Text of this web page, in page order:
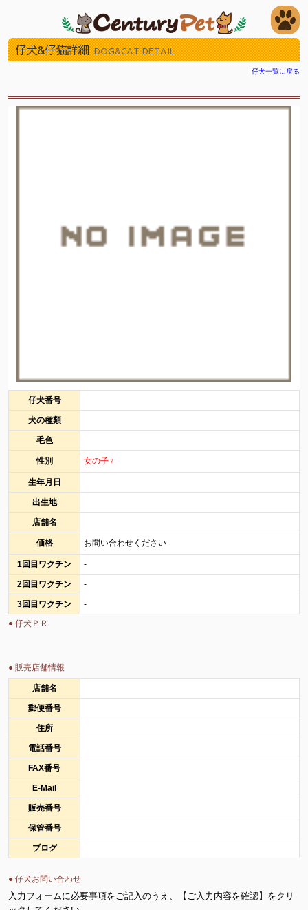
仔犬&仔猫詳細 DOG&CAT DETAIL
仔犬一覧に戻る
仔犬番号
犬の種類
毛色
性別 女の子♀
生年月日
出生地
店舗名
価格 お問い合わせください
1回目ワクチン -
2回目ワクチン -
3回目ワクチン
-
● 仔犬ＰＲ
● 販売店舗情報
店舗名
郵便番号
住所
電話番号
FAX番号
E-Mail
販売番号
保管番号
ブログ
● 仔犬お問い合わせ
入力フォームに必要事項をご記入のうえ、【ご入力内容を確認】をクリ